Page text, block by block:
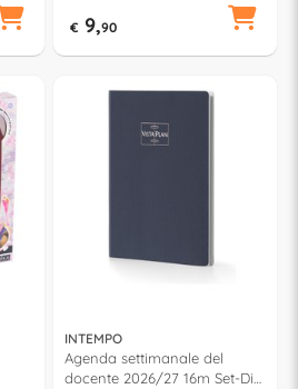
€ 9,90
INTEMPO
Agenda settimanale del
docente 2026/27 16m Set-Dic